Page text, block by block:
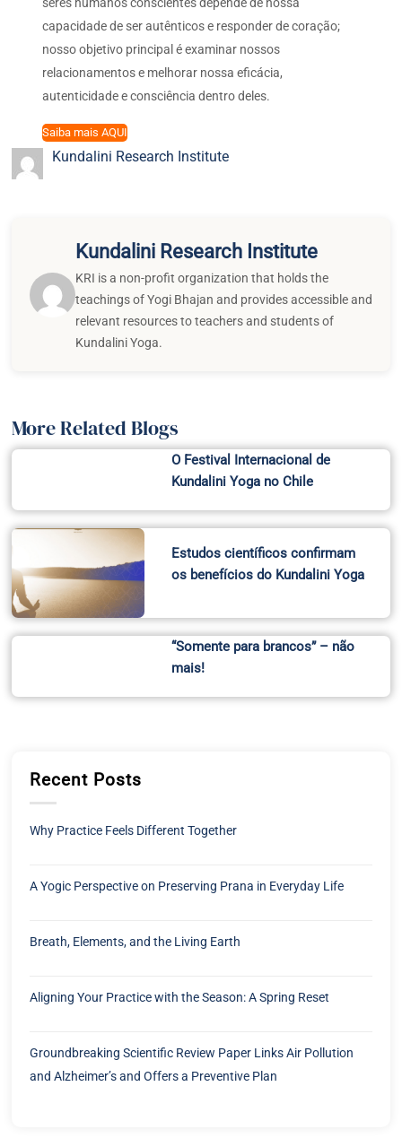
capacidade de ser autênticos e responder de coração;
nosso objetivo principal é examinar nossos
relacionamentos e melhorar nossa eficácia,
autenticidade e consciência dentro deles.
Saiba mais AQUI
Kundalini Research Institute
Kundalini Research Institute
KRI is a non-profit organization that holds the
teachings of Yogi Bhajan and provides accessible and
relevant resources to teachers and students of
Kundalini Yoga.
More Related Blogs
O Festival Internacional de
Kundalini Yoga no Chile
Estudos científicos confirmam
os benefícios do Kundalini Yoga
“Somente para brancos” – não
mais!
Recent Posts
Why Practice Feels Different Together
A Yogic Perspective on Preserving Prana in Everyday Life
Breath, Elements, and the Living Earth
Aligning Your Practice with the Season: A Spring Reset
Groundbreaking Scientific Review Paper Links Air Pollution
and Alzheimer’s and Offers a Preventive Plan